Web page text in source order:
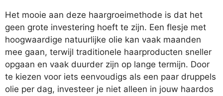
Het mooie aan deze haargroeimethode is dat het
geen grote investering hoeft te zijn. Een flesje met
hoogwaardige natuurlijke olie kan vaak maanden
mee gaan, terwijl traditionele haarproducten sneller
opgaan en vaak duurder zijn op lange termijn. Door
te kiezen voor iets eenvoudigs als een paar druppels
olie per dag, investeer je niet alleen in jouw haardos